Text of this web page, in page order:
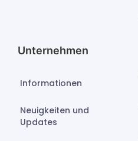
Unternehmen
Informationen
Neuigkeiten und
Updates